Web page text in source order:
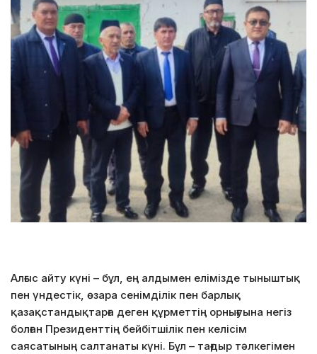
Алғыс айту күні – бұл, ең алдымен елімізде тыныштық
пен үндестік, өзара сенімділік пен барлық
қазақстандықтарға деген құрметтің орнығуына негіз
болған Президенттің бейбітшілік пен келісім
саясатының салтанаты күні. Бұл – тағдыр тәлкегімен